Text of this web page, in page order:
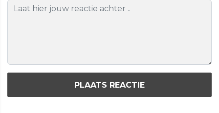
PLAATS REACTIE